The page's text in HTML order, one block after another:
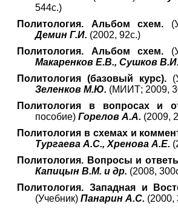
544с.)
Политология. Альбом схем.
Демин Г.И. (2002, 92с.)
Политология. Альбом схем.
Макаренков Е.В., Сушков В.И.
Политология (базовый курс).
Зеленков М.Ю. (МИИТ; 2009,
Политология в вопросах и
пособие) Горелов А.А. (2009,
Политология в схемах и
Тургаева А.С., Хренова А.Е.
Политология. Вопросы и
Капицын В.М. и др. (2008,
Политология. Западная и
(Учебник) Панарин А.С. (2000,